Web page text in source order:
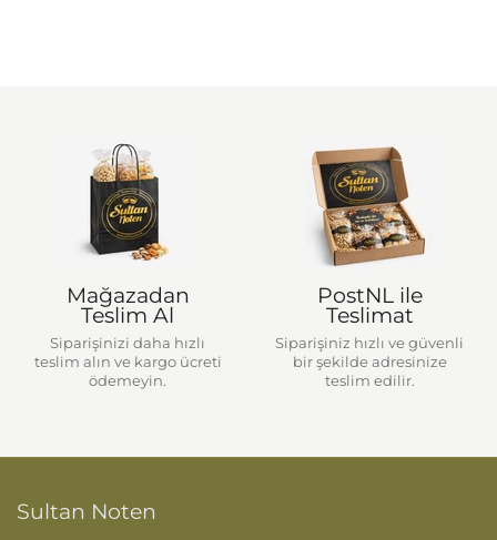
Mağazadan
Teslim Al
Siparişinizi daha hızlı
teslim alın ve kargo ücreti
ödemeyin.
PostNL ile
Teslimat
Siparişiniz hızlı ve güvenli
bir şekilde adresinize
teslim edilir.
Sultan Noten